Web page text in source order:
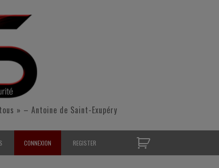
» – Antoine de Saint-Exupéry
CONNEXION REGISTER